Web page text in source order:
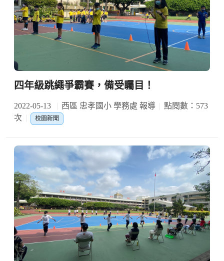
四年級跳繩爭霸賽，備受矚目！
2022-05-13 西區 忠孝國小 學務處 報導
點閱數：573
次
校園新聞